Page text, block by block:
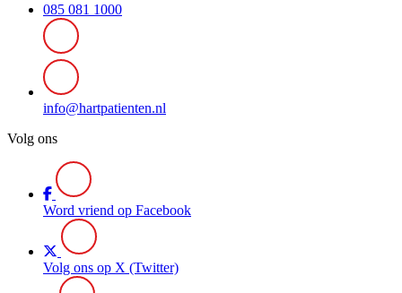
085 081 1000
info@hartpatienten.nl
Volg ons
Word vriend op Facebook
Volg ons op X (Twitter)